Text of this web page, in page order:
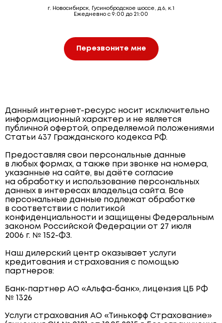
г. Новосибирск, Гусинобродское шоссе, д.6, к.1
Ежедневно с 9:00 до 21:00
Перезвоните мне
Данный интернет-ресурс носит исключительно
информационный характер и не является
публичной офертой, определяемой положениями
Статьи 437 Гражданского кодекса РФ.
Предоставляя свои персональные данные
в любых формах, а также при звонке на номера,
указанные на сайте, вы даёте согласие
на обработку и использование персональных
данных в интересах владельца сайта. Все
персональные данные подлежат обработке
в соответствии с политикой
конфиденциальности и защищены Федеральным
законом Российской Федерации от 27 июля
2006 г. № 152-ФЗ.
Наш дилерский центр оказывает услуги
кредитования и страхования с помощью
партнеров:
Банк-партнер АО «Альфа-банк», лицензия ЦБ РФ
№ 1326
Услуги страхования АО «Тинькофф Страхование»